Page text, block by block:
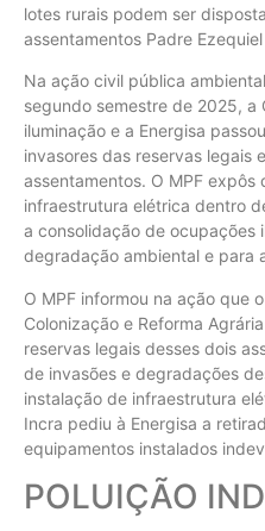
lotes rurais podem ser
assentamentos Padre
Na ação civil pública
segundo semestre de 2025, a
iluminação e a Energisa
invasores das reservas legais
assentamentos. O MPF expôs
infraestrutura elétrica dentro
a consolidação de ocupações
degradação ambiental e para
O MPF informou na ação que
Colonização e Reforma
reservas legais desses dois
de invasões e degradações
instalação de infraestrutura
Incra pediu à Energisa a
equipamentos instalados
POLUIÇÃO